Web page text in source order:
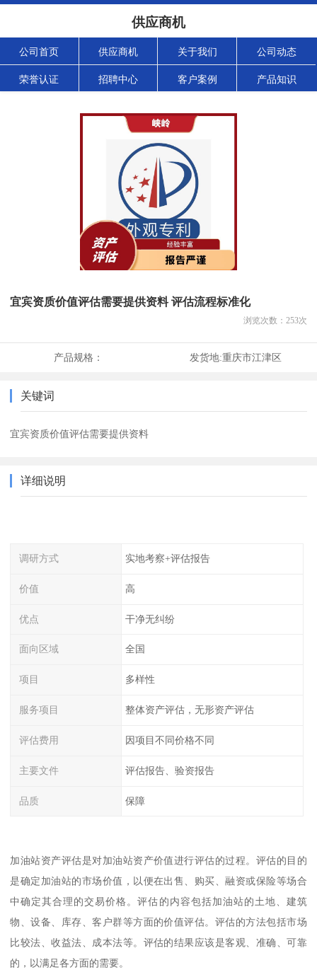
供应商机
公司首页 供应商机 关于我们 公司动态
荣誉认证 招聘中心 客户案例 产品知识
宜宾资质价值评估需要提供资料 评估流程标准化
浏览次数： 253次
产品规格： 发货地:重庆市江津区
关键词
宜宾资质价值评估需要提供资料
详细说明
调研方式 实地考察+评估报告
价值 高
优点 干净无纠纷
面向区域 全国
项目 多样性
服务项目 整体资产评估，无形资产评估
评估费用 因项目不同价格不同
主要文件 评估报告、验资报告
品质 保障
加油站资产评估是对加油站资产价值进行评估的过程。评估的目的
是确定加油站的市场价值，以便在出售、购买、融资或保险等场合
中确定其合理的交易价格。评估的内容包括加油站的土地、建筑
物、设备、库存、客户群等方面的价值评估。评估的方法包括市场
比较法、收益法、成本法等。评估的结果应该是客观、准确、可靠
的，以满足各方面的需要。